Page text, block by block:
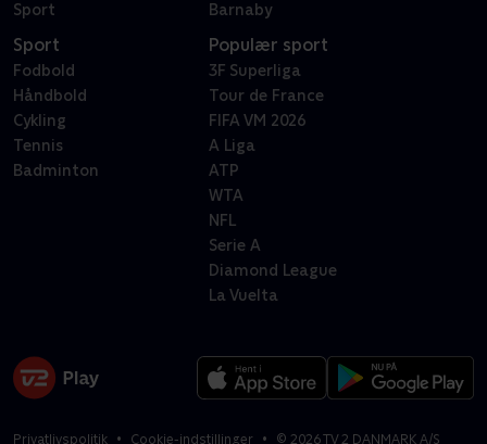
Sport
Barnaby
Sport
Fodbold
Håndbold
Cykling
Tennis
Badminton
Populær sport
3F Superliga
Tour de France
FIFA VM 2026
A Liga
ATP
WTA
NFL
Serie A
Diamond League
La Vuelta
Privatlivspolitik Cookie-indstillinger © 2026TV 2 DANMARK A/S